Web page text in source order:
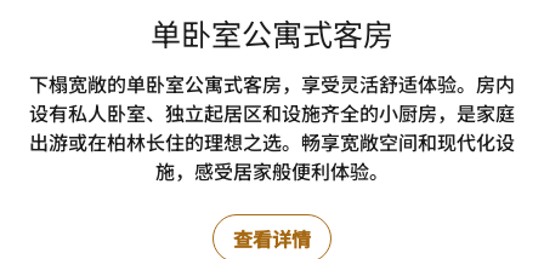
单卧室公寓式客房
下榻宽敞的单卧室公寓式客房，享受灵活舒适体验。房内
设有私人卧室、独立起居区和设施齐全的小厨房，是家庭
出游或在柏林长住的理想之选。畅享宽敞空间和现代化设
施，感受居家般便利体验。
查看详情